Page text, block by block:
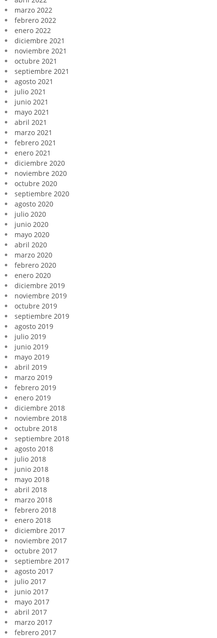
marzo 2022
febrero 2022
enero 2022
diciembre 2021
noviembre 2021
octubre 2021
septiembre 2021
agosto 2021
julio 2021
junio 2021
mayo 2021
abril 2021
marzo 2021
febrero 2021
enero 2021
diciembre 2020
noviembre 2020
octubre 2020
septiembre 2020
agosto 2020
julio 2020
junio 2020
mayo 2020
abril 2020
marzo 2020
febrero 2020
enero 2020
diciembre 2019
noviembre 2019
octubre 2019
septiembre 2019
agosto 2019
julio 2019
junio 2019
mayo 2019
abril 2019
marzo 2019
febrero 2019
enero 2019
diciembre 2018
noviembre 2018
octubre 2018
septiembre 2018
agosto 2018
julio 2018
junio 2018
mayo 2018
abril 2018
marzo 2018
febrero 2018
enero 2018
diciembre 2017
noviembre 2017
octubre 2017
septiembre 2017
agosto 2017
julio 2017
junio 2017
mayo 2017
abril 2017
marzo 2017
febrero 2017